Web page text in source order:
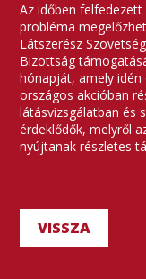
Az időben
probléma
Látszerész
Bizottság
hónapját, amely idén
országos akcióban
látásvizsgálatban és
érdeklődők, melyről
nyújtanak részletes
VISSZA